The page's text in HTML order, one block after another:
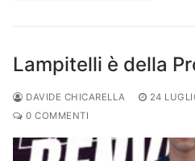
Lampitelli è della
DAVIDE CHICARELLA 24
0 COMMENTI